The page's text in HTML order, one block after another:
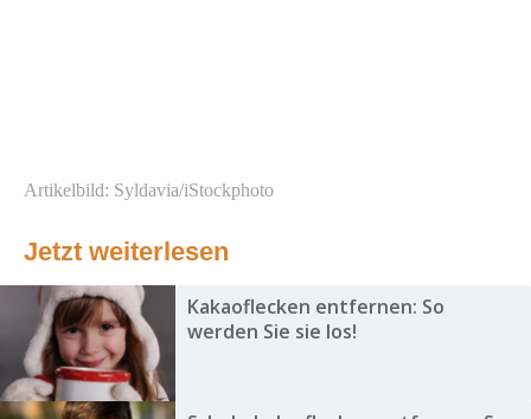
Artikelbild: Syldavia/iStockphoto
Jetzt weiterlesen
Kakaoflecken entfernen: So
werden Sie sie los!